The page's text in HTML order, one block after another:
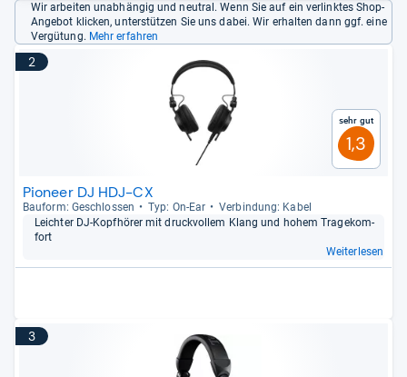
Wir arbeiten unabhängig und neutral. Wenn Sie auf ein verlinktes Shop-
Angebot klicken, unterstützen Sie uns dabei. Wir erhalten dann ggf. eine
Vergütung. Mehr erfahren
2
Sehr gut
1,3
Pioneer DJ HDJ-CX
Bau­form: Geschlos­sen Typ: On-​Ear
Ver­bin­dung: Kabel
Leich­ter DJ-​Kopf­hö­rer mit druck­vol­lem Klang und hohem Tra­ge­kom­
fort
Weiterlesen
3